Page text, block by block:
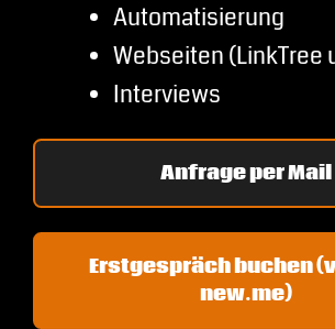
Automatisierung
Webseiten (LinkTree
Interviews
Anfrage per Mail
Erstgespräch buchen
new.me)